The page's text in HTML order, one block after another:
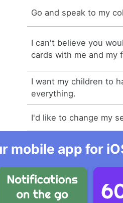
Go and speak to my
I can't believe you
cards with me and my
I want my children to
everything.
I'd like to change my
mobile app for